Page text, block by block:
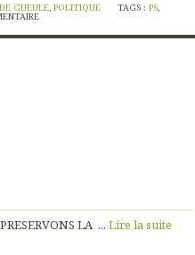
LA ... Lire la suite
GUEULE, POLITIQUE TAGS :PS,